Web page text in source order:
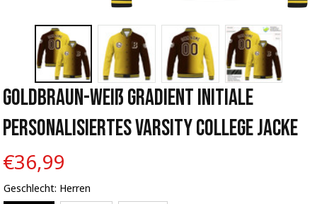
Goldbraun-Weiß Gradient Initiale
Personalisiertes Varsity College Jacke
€36,99
Geschlecht: Herren